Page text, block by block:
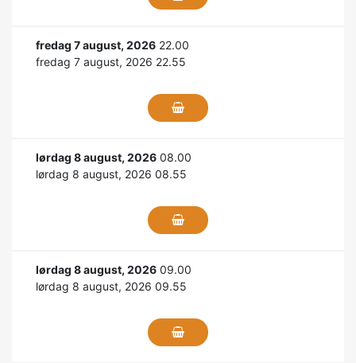
fredag 7 august, 2026 22.00
fredag 7 august, 2026 22.55
lørdag 8 august, 2026 08.00
lørdag 8 august, 2026 08.55
lørdag 8 august, 2026 09.00
lørdag 8 august, 2026 09.55